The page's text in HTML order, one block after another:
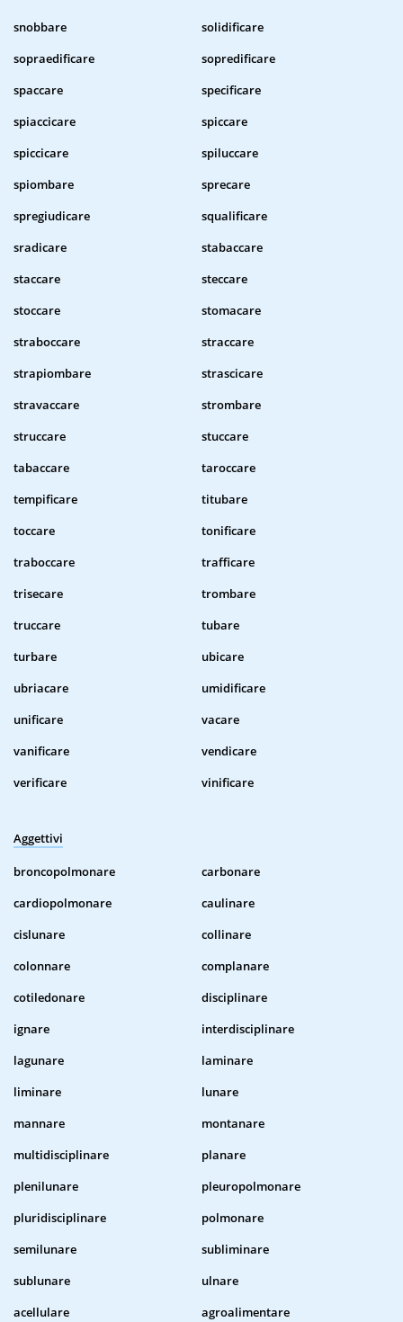
snobbare
solidificare
sopraedificare
sopredificare
spaccare
specificare
spiaccicare
spiccare
spiccicare
spiluccare
spiombare
sprecare
spregiudicare
squalificare
sradicare
stabaccare
staccare
steccare
stoccare
stomacare
straboccare
straccare
strapiombare
strascicare
stravaccare
strombare
struccare
stuccare
tabaccare
taroccare
tempificare
titubare
toccare
tonificare
traboccare
trafficare
trisecare
trombare
truccare
tubare
turbare
ubicare
ubriacare
umidificare
unificare
vacare
vanificare
vendicare
verificare
vinificare
Aggettivi
broncopolmonare
carbonare
cardiopolmonare
caulinare
cislunare
collinare
colonnare
complanare
cotiledonare
disciplinare
ignare
interdisciplinare
lagunare
laminare
liminare
lunare
mannare
montanare
multidisciplinare
planare
plenilunare
pleuropolmonare
pluridisciplinare
polmonare
semilunare
subliminare
sublunare
ulnare
acellulare
agroalimentare